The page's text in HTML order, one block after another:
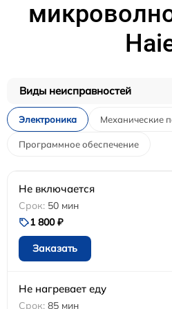
Виды неисправностей
Электроника Механические
Программное обеспечение
Не включается
50 мин
1 800 ₽
Заказать
Не нагревает еду
85 мин